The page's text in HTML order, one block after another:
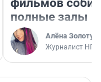
фильмов
полные залы
Алёна
Журналист НГС